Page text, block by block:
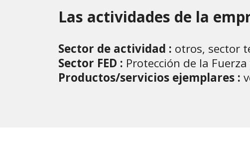
Las actividades de la
Sector de actividad : otros, sector
Sector FED : Protección de la
Productos/servicios ejemplares :